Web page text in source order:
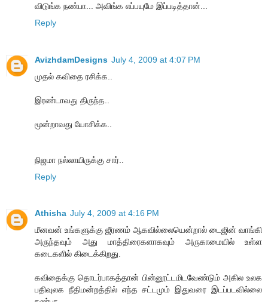
விடுங்க நண்பா... அவிங்க எப்பயுமே இப்படித்தான்...
Reply
AvizhdamDesigns July 4, 2009 at 4:07 PM
முதல் கவிதை ரசிக்க..
இரண்டாவது திருந்த..
மூன்றாவது யோசிக்க..
நிஜமா நல்லாயிருக்கு சார்..
Reply
Athisha July 4, 2009 at 4:16 PM
மீனவன் உங்களுக்கு ஜீரணம் ஆகவில்லையென்றால் டைஜின் வாங்கி
அருந்தவும் அது மாத்திரைகளாகவும் அருகாமையில் உள்ள
கடைகளில் கிடைக்கிறது.
கவிதைக்கு தொடர்பாகத்தான் பின்னூட்டமிடவேண்டும் அகில உலக
பதிவுலக நீதிமன்றத்தில் எந்த சட்டமும் இதுவரை இடப்படவில்லை